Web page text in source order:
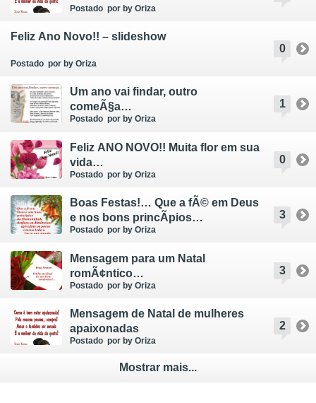
Postado por by Oriza
0
Feliz Ano Novo!! – slideshow
Postado por by Oriza
1
Um ano vai findar, outro
comeÃ§a…
Postado por by Oriza
0
Feliz ANO NOVO!! Muita flor em sua
vida…
Postado por by Oriza
3
Boas Festas!… Que a fÃ© em Deus
e nos bons princÃ­pios…
Postado por by Oriza
3
Mensagem para um Natal
romÃ¢ntico…
Postado por by Oriza
2
Mensagem de Natal de mulheres
apaixonadas
Postado por by Oriza
Mostrar mais...